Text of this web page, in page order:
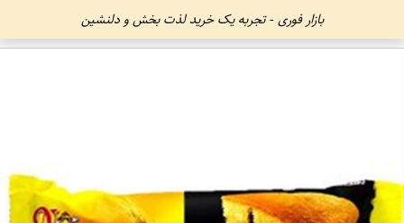
بازار فوری - تجربه یک خرید لذت بخش و دلنشین